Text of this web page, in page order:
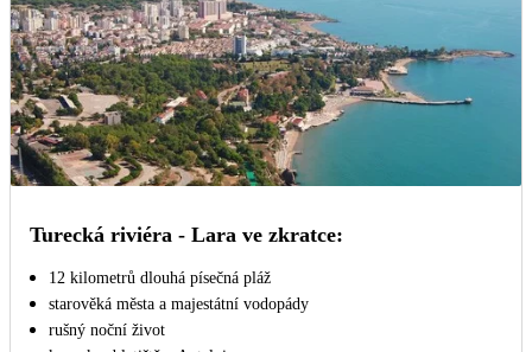
Turecká riviéra - Lara ve zkratce:
12 kilometrů dlouhá písečná pláž
starověká města a majestátní vodopády
rušný noční život